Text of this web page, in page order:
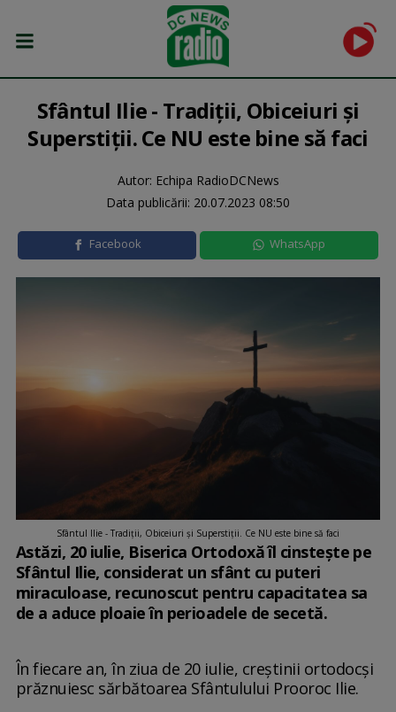
Sfântul Ilie - Tradiții, Obiceiuri și
Superstiții. Ce NU este bine să faci
Autor: Echipa RadioDCNews
Data publicării: 20.07.2023 08:50
Facebook WhatsApp
Sfântul Ilie - Tradiții, Obiceiuri și Superstiții. Ce NU este bine să faci
Astăzi, 20 iulie, Biserica Ortodoxă îl cinstește pe
Sfântul Ilie, considerat un sfânt cu puteri
miraculoase, recunoscut pentru capacitatea sa
de a aduce ploaie în perioadele de secetă.
În fiecare an, în ziua de 20 iulie, creştinii ortodocşi
prăznuiesc sărbătoarea Sfântulului Prooroc Ilie.